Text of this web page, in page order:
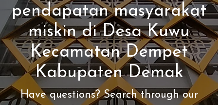
pendapatan masyarakat
miskin di Desa Kuwu
Kecamatan Dempet
Kabupaten Demak
Have questions? Search through our